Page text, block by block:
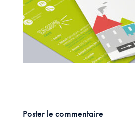
Poster le commentaire